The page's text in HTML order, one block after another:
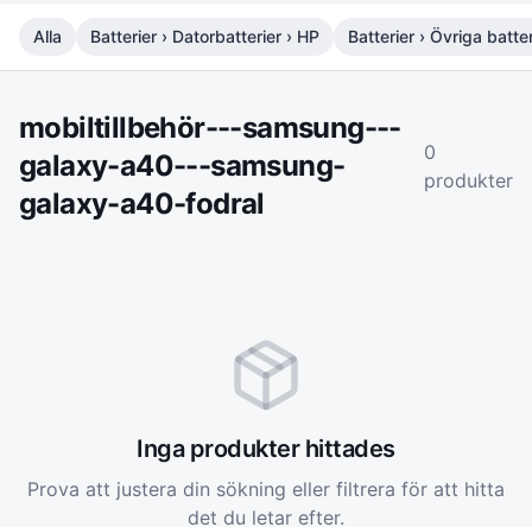
Alla Batterier › Datorbatterier › HP Batterier › Övriga
mobiltillbehör---samsung---
galaxy-a40---samsung-
galaxy-a40-fodral
0
produkter
Inga produkter hittades
Prova att justera din sökning eller filtrera för att hitta
det du letar efter.